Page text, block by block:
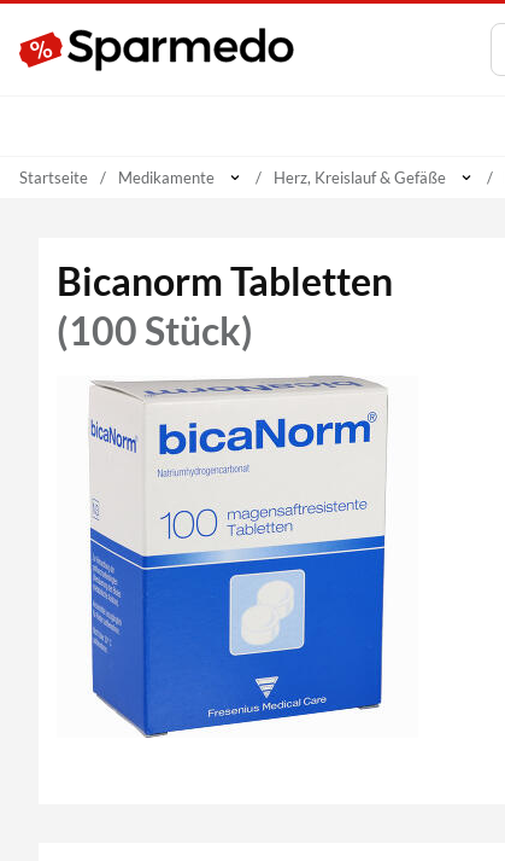
Startseite Medikamente Herz, Kreislauf & Gefäße
Bicanorm Tabletten
(100 Stück)